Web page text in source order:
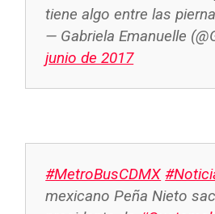
tiene algo entre las
— Gabriela Emanuelle
junio de 2017
#MetroBusCDMX
mexicano Peña Nieto